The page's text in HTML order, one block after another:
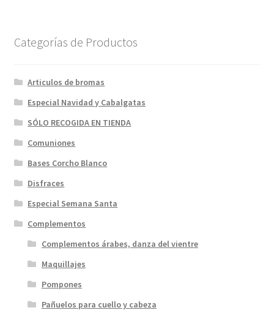
Categorías de Productos
Articulos de bromas
Especial Navidad y Cabalgatas
SÓLO RECOGIDA EN TIENDA
Comuniones
Bases Corcho Blanco
Disfraces
Especial Semana Santa
Complementos
Complementos árabes, danza del vientre
Maquillajes
Pompones
Pañuelos para cuello y cabeza